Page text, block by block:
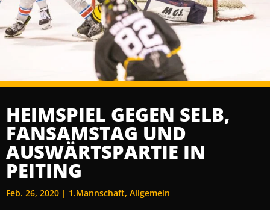
HEIMSPIEL GEGEN SELB,
FANSAMSTAG UND
AUSWÄRTSPARTIE IN
PEITING
Feb. 26, 2020 | 1.Mannschaft, Allgemein